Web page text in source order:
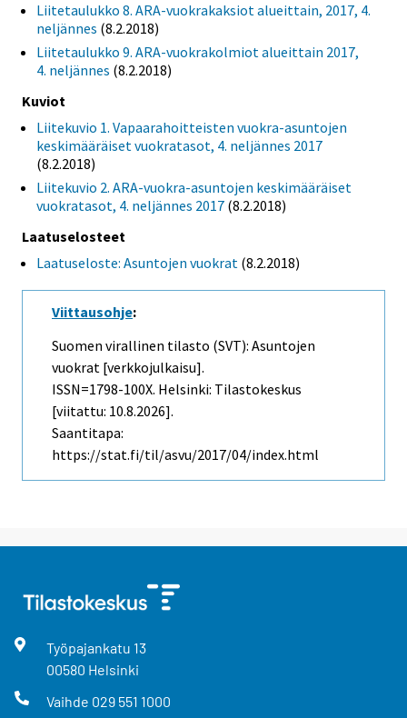
Liitetaulukko 8. ARA-vuokrakaksiot alueittain, 2017, 4.
neljännes (8.2.2018)
Liitetaulukko 9. ARA-vuokrakolmiot alueittain 2017,
4. neljännes (8.2.2018)
Kuviot
Liitekuvio 1. Vapaarahoitteisten vuokra-asuntojen
keskimääräiset vuokratasot, 4. neljännes 2017
(8.2.2018)
Liitekuvio 2. ARA-vuokra-asuntojen keskimääräiset
vuokratasot, 4. neljännes 2017 (8.2.2018)
Laatuselosteet
Laatuseloste: Asuntojen vuokrat (8.2.2018)
Viittausohje:
Suomen virallinen tilasto (SVT): Asuntojen
vuokrat [verkkojulkaisu].
ISSN=1798-100X. Helsinki: Tilastokeskus
[viitattu: 10.8.2026].
Saantitapa:
https://stat.fi/til/asvu/2017/04/index.html
Työpajankatu 13
00580 Helsinki
Vaihde 029 551 1000